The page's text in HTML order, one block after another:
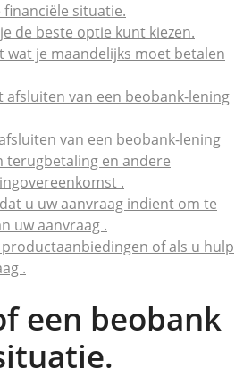
situatie.
de beste optie kunt kiezen.
wat je maandelijks moet betalen
van een beobank-lening
van een beobank-lening
terugbetaling en andere
.
u uw aanvraag indient om te
uw aanvraag .
of als u hulp
.
een beobank